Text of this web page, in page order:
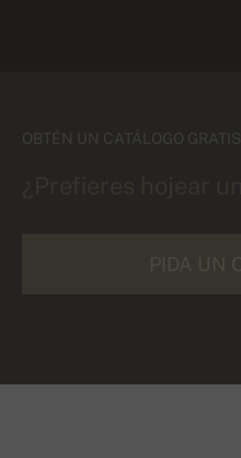
OBTÉN UN CATÁLOGO GRATIS